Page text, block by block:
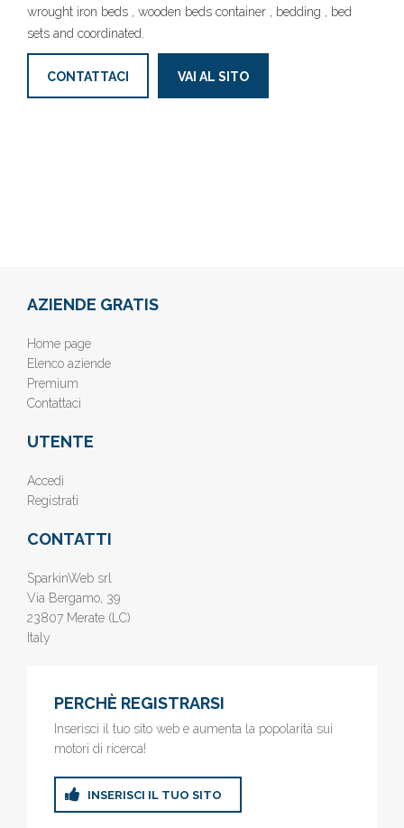
wrought iron beds , wooden beds container , bedding , bed
sets and coordinated.
CONTATTACI VAI AL SITO
AZIENDE GRATIS
Home page
Elenco aziende
Premium
Contattaci
UTENTE
Accedi
Registrati
CONTATTI
SparkinWeb srl
Via Bergamo, 39
23807 Merate (LC)
Italy
PERCHÈ REGISTRARSI
Inserisci il tuo sito web e aumenta la popolarità sui
motori di ricerca!
INSERISCI IL TUO SITO